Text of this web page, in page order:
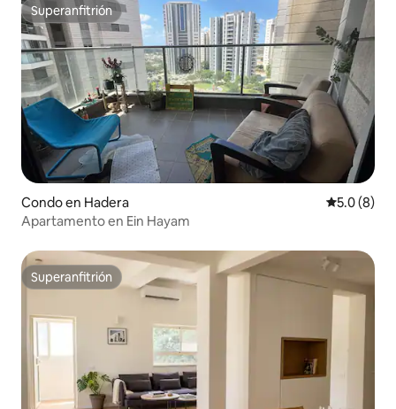
Superanfitrión
Superanfitrión
Condo en Hadera
5.0 (8)
Apartamento en Ein Hayam
Superanfitrión
Superanfitrión